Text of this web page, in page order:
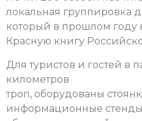
локальная группировка
который в прошлом году
Красную книгу
Для туристов и гостей в
километров
троп, оборудованы
информационные